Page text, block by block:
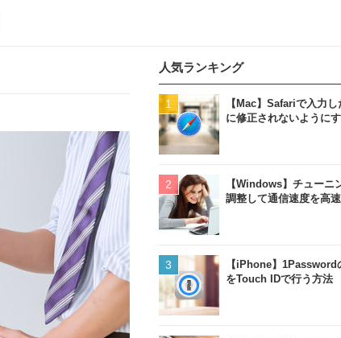
人気ランキング
【Mac】Safariで入力
に修正されないように
【Windows】チューニ
調整して通信速度を高
【iPhone】1Password
をTouch IDで行う方法